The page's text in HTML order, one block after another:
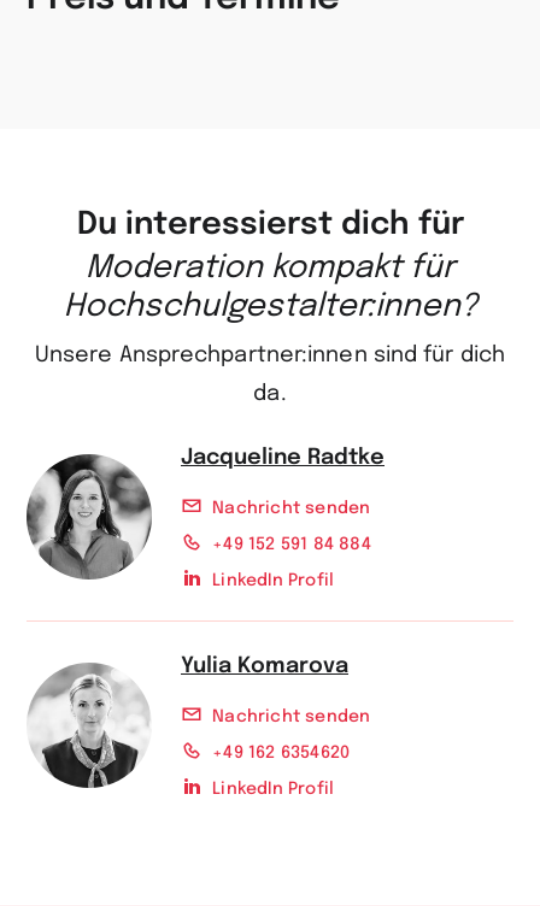
Du interessierst dich für
Moderation kompakt für
Hochschulgestalter:innen?
Unsere Ansprechpartner:innen sind für dich
da.
Jacqueline Radtke
Nachricht senden
+49 152 591 84 884
LinkedIn Profil
Yulia Komarova
Nachricht senden
+49 162 6354620
LinkedIn Profil